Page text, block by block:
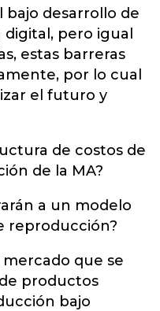
bajo desarrollo de
pero igual
estas barreras
por lo cual
el futuro y
de costos de
de la MA?
a un modelo
reproducción?
que se
productos
bajo